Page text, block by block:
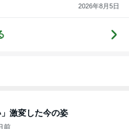
2026年8月5日
」激変した今の姿
前